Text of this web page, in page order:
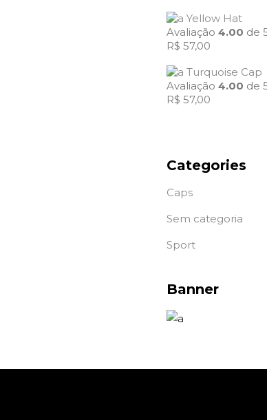
Yellow Hat
Avaliação 4.00 de
R$ 57,00
Turquoise Cap
Avaliação 4.00 de
R$ 57,00
Categories
Caps
Sem categoria
Sport
Banner